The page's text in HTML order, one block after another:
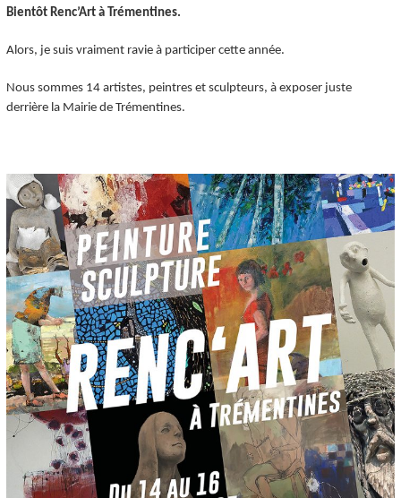
Bientôt Renc’Art à Trémentines.
Alors, je suis vraiment ravie à participer cette année.
Nous sommes 14 artistes, peintres et sculpteurs, à exposer juste
derrière la Mairie de Trémentines.